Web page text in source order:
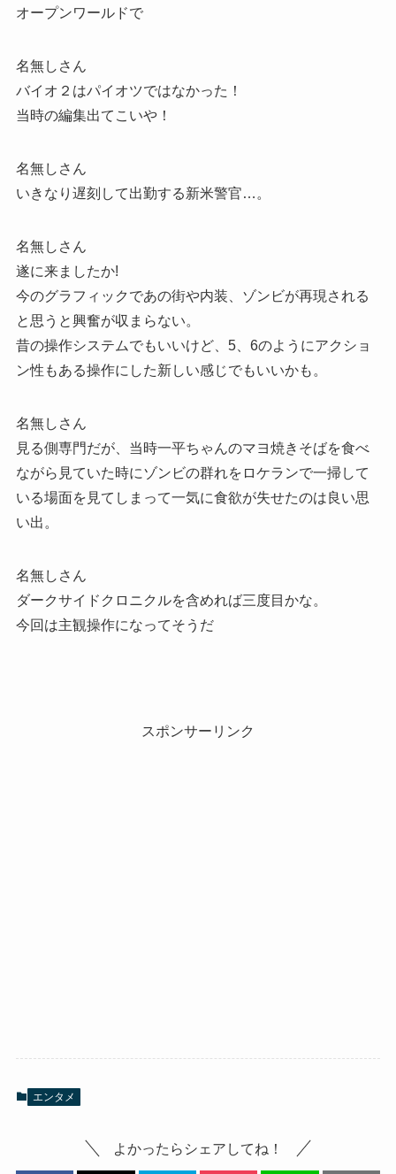
オープンワールドで
名無しさん
バイオ２はパイオツではなかった！
当時の編集出てこいや！
名無しさん
いきなり遅刻して出勤する新米警官…。
名無しさん
遂に来ましたか!
今のグラフィックであの街や内装、ゾンビが再現される
と思うと興奮が収まらない。
昔の操作システムでもいいけど、5、6のようにアクショ
ン性もある操作にした新しい感じでもいいかも。
名無しさん
見る側専門だが、当時一平ちゃんのマヨ焼きそばを食べ
ながら見ていた時にゾンビの群れをロケランで一掃して
いる場面を見てしまって一気に食欲が失せたのは良い思
い出。
名無しさん
ダークサイドクロニクルを含めれば三度目かな。
今回は主観操作になってそうだ
スポンサーリンク
エンタメ
よかったらシェアしてね！